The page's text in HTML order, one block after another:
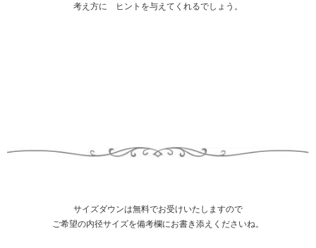
考え方に ヒントを与えてくれるでしょう。
サイズダウンは無料でお受けいたしますので
ご希望の内径サイズを備考欄にお書き添えくださいね。